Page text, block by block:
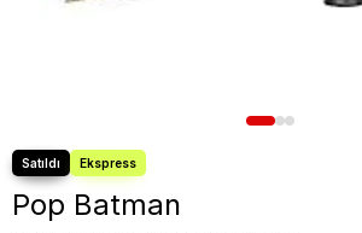
Pop Batman